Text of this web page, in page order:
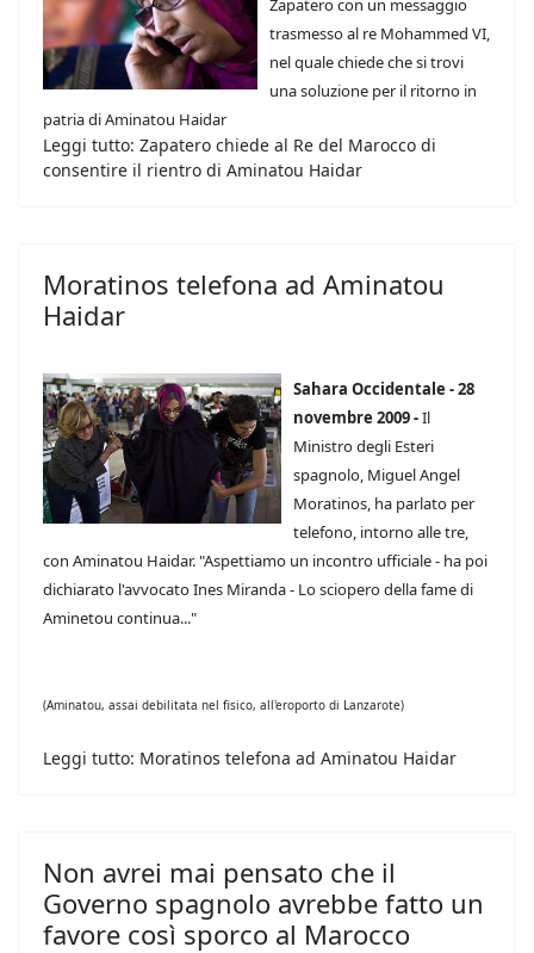
Zapatero con un messaggio
trasmesso al re Mohammed VI,
nel quale chiede che si trovi
una soluzione per il ritorno in
patria di Aminatou Haidar
Leggi tutto: Zapatero chiede al Re del Marocco di
consentire il rientro di Aminatou Haidar
Moratinos telefona ad Aminatou
Haidar
Sahara Occidentale - 28
novembre 2009 -Il
Ministro degli Esteri
spagnolo, Miguel Angel
Moratinos, ha parlato per
telefono, intorno alle tre,
con Aminatou Haidar. "Aspettiamo un incontro ufficiale - ha poi
dichiarato l'avvocato Ines Miranda - Lo sciopero della fame di
Aminetou continua..."
(Aminatou, assai debilitata nel fisico, all'eroporto di Lanzarote)
Leggi tutto: Moratinos telefona ad Aminatou Haidar
Non avrei mai pensato che il
Governo spagnolo avrebbe fatto un
favore così sporco al Marocco